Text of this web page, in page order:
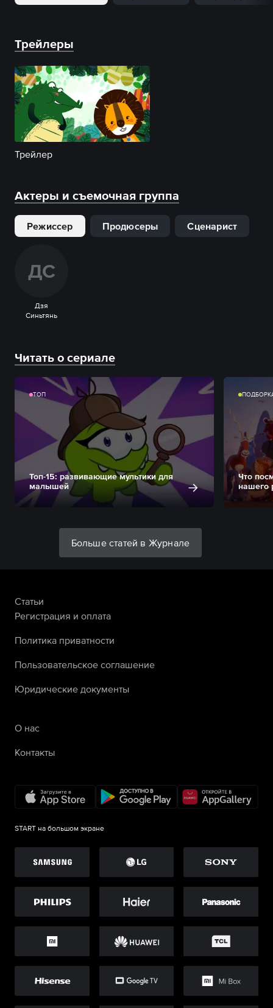
Трейлеры
Трейлер
Актеры и съемочная группа
Режиссер Продюсеры Сценарист
ДС
Дзя
Синьтянь
Читать о сериале
ТОП
Топ-15: развивающие мультики для
малышей
Что
нашего
Больше статей в Журнале
Статьи
Регистрация и оплата
Политика приватности
Пользовательское соглашение
Юридические документы
О нас
Контакты
START на большом экране